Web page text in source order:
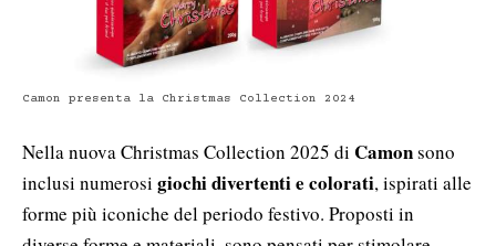
Camon presenta la Christmas Collection 2024
Nella nuova Christmas Collection 2025 di Camonsono
inclusi numerosi giochi divertenti e colorati, ispirati alle
forme più iconiche del periodo festivo. Proposti in